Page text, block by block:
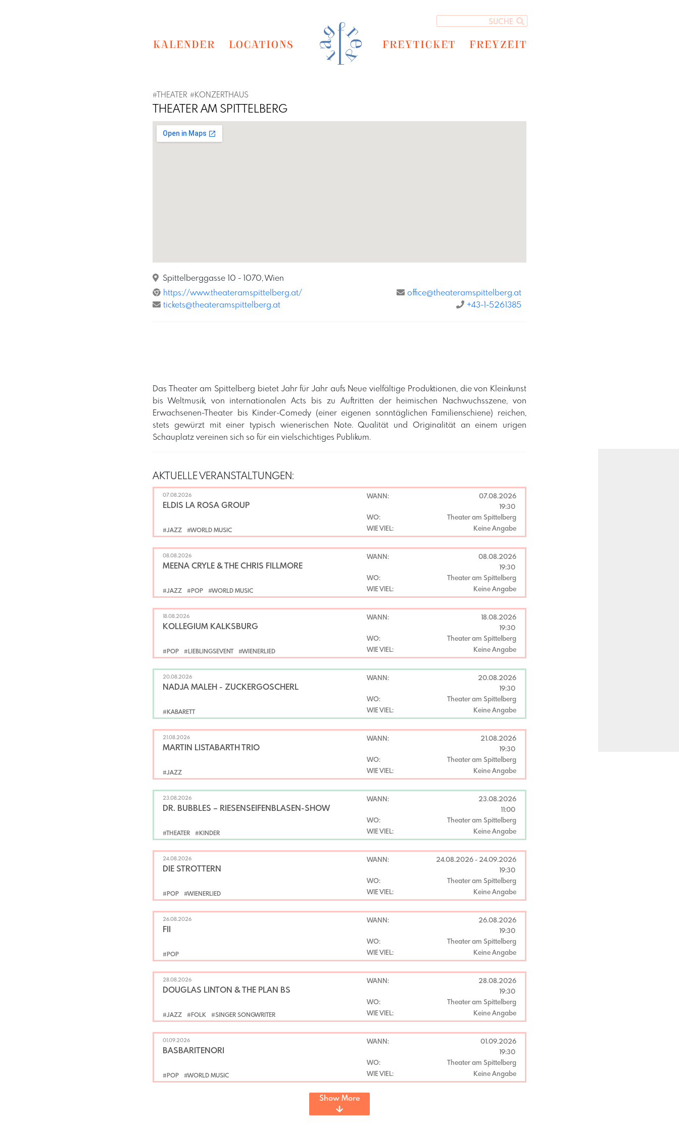
KALENDER LOCATIONS FREYTICKET FREYZEIT
#THEATER #KONZERTHAUS
THEATER AM SPITTELBERG
Spittelberggasse 10 - 1070, Wien
https://www.theateramspittelberg.at/
office@theateramspittelberg.at
tickets@theateramspittelberg.at
+43-1-5261385
Das Theater am Spittelberg bietet Jahr für Jahr aufs Neue vielfältige Produktionen, die von Kleinkunst
bis Weltmusik, von internationalen Acts bis zu Auftritten der heimischen Nachwuchsszene, von
Erwachsenen-Theater bis Kinder-Comedy (einer eigenen sonntäglichen Familienschiene) reichen,
stets gewürzt mit einer typisch wienerischen Note. Qualität und Originalität an einem urigen
Schauplatz vereinen sich so für ein vielschichtiges Publikum.
AKTUELLE VERANSTALTUNGEN:
#JAZZ #WORLD MUSIC
07.08.2026
ELDIS LA ROSA GROUP
WANN:
07.08.2026
19:30
WO:
Theater am Spittelberg
WIE VIEL:
Keine Angabe
#JAZZ #POP #WORLD MUSIC
08.08.2026
MEENA CRYLE & THE CHRIS FILLMORE
WANN:
08.08.2026
19:30
WO:
Theater am Spittelberg
WIE VIEL:
Keine Angabe
#POP #LIEBLINGSEVENT #WIENERLIED
18.08.2026
KOLLEGIUM KALKSBURG
WANN:
18.08.2026
19:30
WO:
Theater am Spittelberg
WIE VIEL:
Keine Angabe
#KABARETT
20.08.2026
NADJA MALEH - ZUCKERGOSCHERL
WANN:
20.08.2026
19:30
WO:
Theater am Spittelberg
WIE VIEL:
Keine Angabe
#JAZZ
21.08.2026
MARTIN LISTABARTH TRIO
WANN:
21.08.2026
19:30
WO:
Theater am Spittelberg
WIE VIEL:
Keine Angabe
#THEATER #KINDER
23.08.2026
DR. BUBBLES – RIESENSEIFENBLASEN-SHOW
WANN:
23.08.2026
11:00
WO:
Theater am Spittelberg
WIE VIEL:
Keine Angabe
#POP #WIENERLIED
24.08.2026
DIE STROTTERN
WANN: 24.08.2026 - 24.09.2026
19:30
WO:
Theater am Spittelberg
WIE VIEL:
Keine Angabe
#POP
26.08.2026
FII
WANN:
26.08.2026
19:30
WO:
Theater am Spittelberg
WIE VIEL:
Keine Angabe
#JAZZ #FOLK #SINGER SONGWRITER
28.08.2026
DOUGLAS LINTON & THE PLAN BS
WANN:
28.08.2026
19:30
WO:
Theater am Spittelberg
WIE VIEL:
Keine Angabe
#POP #WORLD MUSIC
01.09.2026
BASBARITENORI
WANN:
01.09.2026
19:30
WO:
Theater am Spittelberg
WIE VIEL:
Keine Angabe
Show More